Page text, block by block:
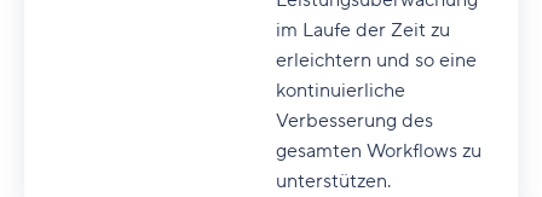
im Laufe der Zeit zu
erleichtern und so eine
kontinuierliche
Verbesserung des
gesamten Workflows zu
unterstützen.